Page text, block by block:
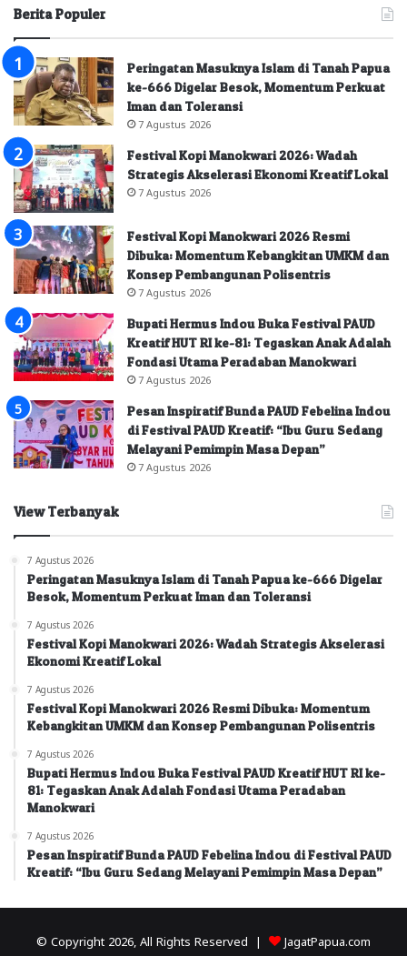
Berita Populer
Peringatan Masuknya Islam di Tanah Papua
ke-666 Digelar Besok, Momentum Perkuat
Iman dan Toleransi
7 Agustus 2026
Festival Kopi Manokwari 2026: Wadah
Strategis Akselerasi Ekonomi Kreatif Lokal
7 Agustus 2026
Festival Kopi Manokwari 2026 Resmi
Dibuka: Momentum Kebangkitan UMKM dan
Konsep Pembangunan Polisentris
7 Agustus 2026
Bupati Hermus Indou Buka Festival PAUD
Kreatif HUT RI ke-81: Tegaskan Anak Adalah
Fondasi Utama Peradaban Manokwari
7 Agustus 2026
Pesan Inspiratif Bunda PAUD Febelina Indou
di Festival PAUD Kreatif: “Ibu Guru Sedang
Melayani Pemimpin Masa Depan”
7 Agustus 2026
View Terbanyak
7 Agustus 2026
Peringatan Masuknya Islam di Tanah Papua ke-666 Digelar
Besok, Momentum Perkuat Iman dan Toleransi
7 Agustus 2026
Festival Kopi Manokwari 2026: Wadah Strategis Akselerasi
Ekonomi Kreatif Lokal
7 Agustus 2026
Festival Kopi Manokwari 2026 Resmi Dibuka: Momentum
Kebangkitan UMKM dan Konsep Pembangunan Polisentris
7 Agustus 2026
Bupati Hermus Indou Buka Festival PAUD Kreatif HUT RI ke-
81: Tegaskan Anak Adalah Fondasi Utama Peradaban
Manokwari
7 Agustus 2026
Pesan Inspiratif Bunda PAUD Febelina Indou di Festival PAUD
Kreatif: “Ibu Guru Sedang Melayani Pemimpin Masa Depan”
© Copyright 2026, All Rights Reserved | JagatPapua.com